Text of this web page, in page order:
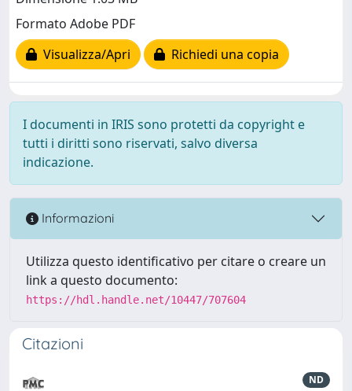
Formato Adobe PDF
Visualizza/Apri
Richiedi una copia
I documenti in IRIS sono protetti da copyright e
tutti i diritti sono riservati, salvo diversa
indicazione.
Informazioni
Utilizza questo identificativo per citare o creare un
link a questo documento:
https://hdl.handle.net/10447/707604
Citazioni
ND